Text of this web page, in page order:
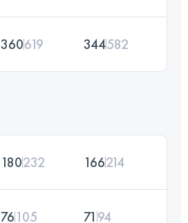
360619 344582
180232 166214
76105 71 94